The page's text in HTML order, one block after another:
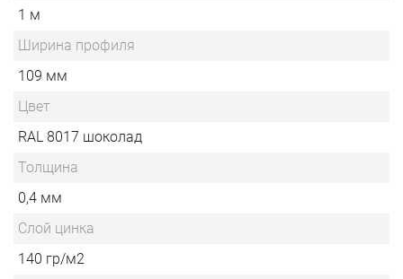
1 м
Ширина профиля
109 мм
Цвет
RAL 8017 шоколад
Толщина
0,4 мм
Слой цинка
140 гр/м2